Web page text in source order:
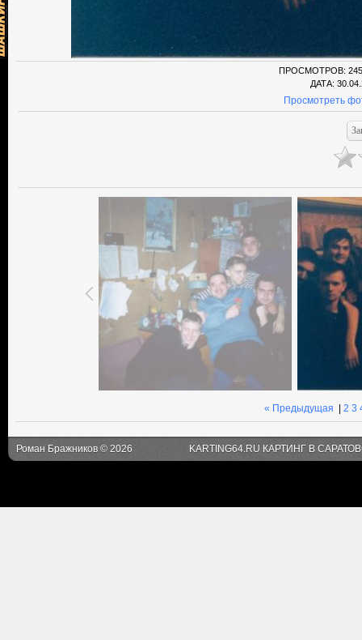
ПРОСМОТРОВ:
ДАТА:
Просмотреть
« Предыдущая 2 3
Роман Бражников © 2026 KARTING64.RU КАРТИНГ В